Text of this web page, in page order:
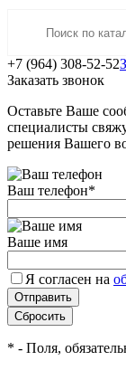
+7 (964) 308-52-52
Заказать звонок
Оставьте Ваше
специалисты
решения Вашего
Ваш телефон*
Ваше имя
Я согласен на
* - Поля,